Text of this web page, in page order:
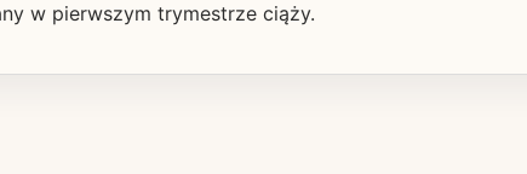
w pierwszym trymestrze ciąży.